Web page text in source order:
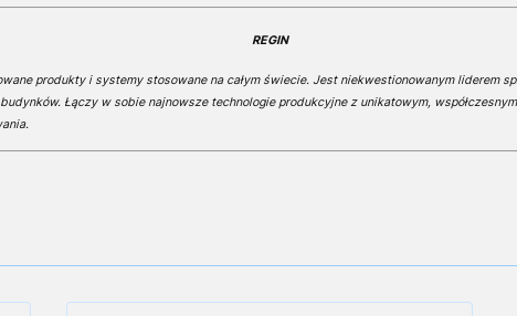
REGIN
produkty i systemy stosowane na całym świecie. Jest niekwestionowanym liderem
Łączy w sobie najnowsze technologie produkcyjne z unikatowym,